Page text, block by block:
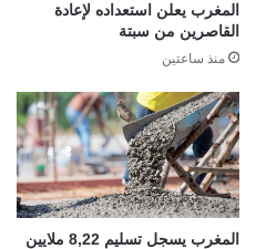
المغرب يعلن استعداده لإعادة
القاصرين من سبتة
منذ ساعتين
المغرب يسجل تسليم 8,22 ملايين